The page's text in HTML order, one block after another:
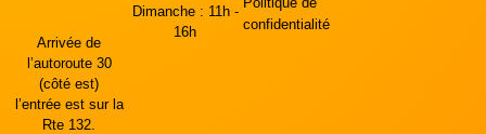
Arrivée de
l’autoroute 30
(côté est)
l’entrée est sur la
Rte 132.
Dimanche : 11h -
16h
confidentialité